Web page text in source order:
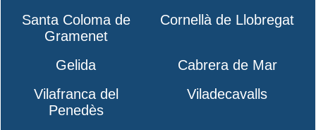
Santa Coloma de
Gramenet
Cornellà de Llobregat
Gelida
Cabrera de Mar
Vilafranca del
Penedès
Viladecavalls